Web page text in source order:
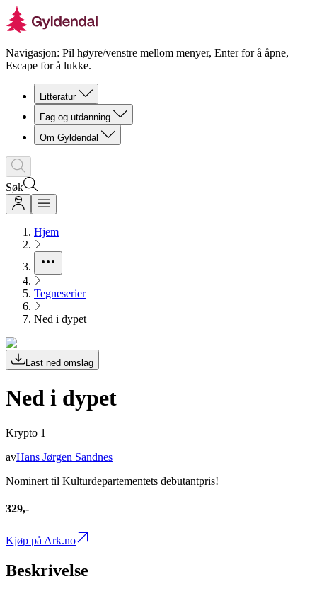
Navigasjon: Pil høyre/venstre mellom menyer, Enter for å åpne,
Escape for å lukke.
Litteratur
Fag og utdanning
Om Gyldendal
Søk
Hjem
Tegneserier
Ned i dypet
Last ned omslag
Ned i dypet
Krypto 1
avHans Jørgen Sandnes
Nominert til Kulturdepartementets debutantpris!
329,-
Kjøp på Ark.no
Beskrivelse